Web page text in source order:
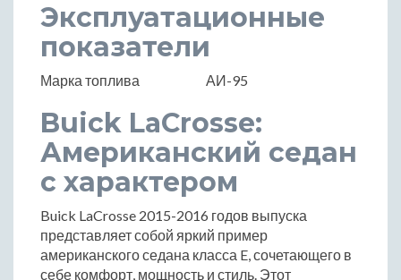
Эксплуатационные
показатели
Марка топлива АИ-95
Buick LaCrosse:
Американский седан
с характером
Buick LaCrosse 2015-2016 годов выпуска
представляет собой яркий пример
американского седана класса E, сочетающего в
себе комфорт, мощность и стиль. Этот